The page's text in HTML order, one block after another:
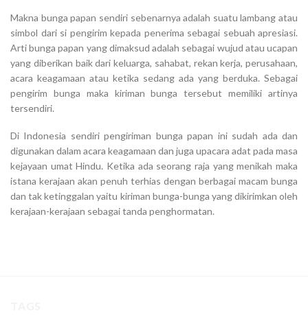
Makna bunga papan sendiri sebenarnya adalah suatu lambang atau
simbol dari si pengirim kepada penerima sebagai sebuah apresiasi.
Arti bunga papan yang dimaksud adalah sebagai wujud atau ucapan
yang diberikan baik dari keluarga, sahabat, rekan kerja, perusahaan,
acara keagamaan atau ketika sedang ada yang berduka. Sebagai
pengirim bunga maka kiriman bunga tersebut memiliki artinya
tersendiri.
Di Indonesia sendiri pengiriman bunga papan ini sudah ada dan
digunakan dalam acara keagamaan dan juga upacara adat pada masa
kejayaan umat Hindu. Ketika ada seorang raja yang menikah maka
istana kerajaan akan penuh terhias dengan berbagai macam bunga
dan tak ketinggalan yaitu kiriman bunga-bunga yang dikirimkan oleh
kerajaan-kerajaan sebagai tanda penghormatan.